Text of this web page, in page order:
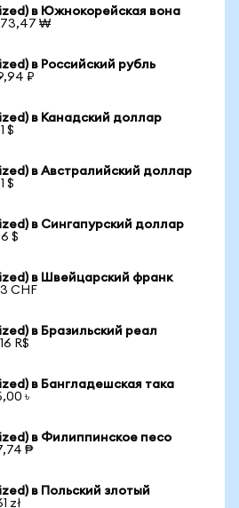
в Южнокорейская вона
₩
в Российский рубль
₽
в Канадский доллар
$
в Австралийский доллар
$
в Сингапурский доллар
$
в Швейцарский франк
CHF
в Бразильский реал
R$
в Бангладешская така
৳
в Филиппинское песо
₱
в Польский злотый
zł